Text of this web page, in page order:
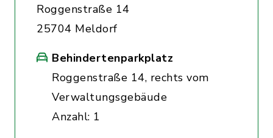
Roggenstraße 14
25704 Meldorf
Behindertenparkplatz
Roggenstraße 14, rechts vom
Verwaltungsgebäude
Anzahl: 1